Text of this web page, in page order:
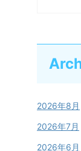
2026年8月
2026年7月
2026年6月